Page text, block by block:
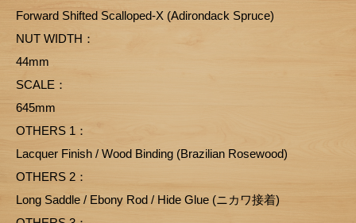
Forward Shifted Scalloped-X (Adirondack Spruce)
NUT WIDTH：
44mm
SCALE：
645mm
OTHERS 1：
Lacquer Finish / Wood Binding (Brazilian Rosewood)
OTHERS 2：
Long Saddle / Ebony Rod / Hide Glue (ニカワ接着)